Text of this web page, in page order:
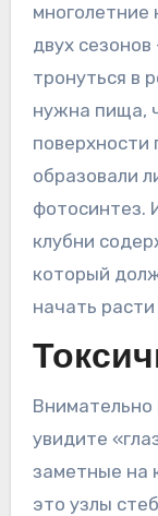
многолетние
двух
тронуться в
нужна пища,
поверхности
образовали
фотосинтез.
клубни
который
начать
Внимательно
увидите
заметные на
это узлы